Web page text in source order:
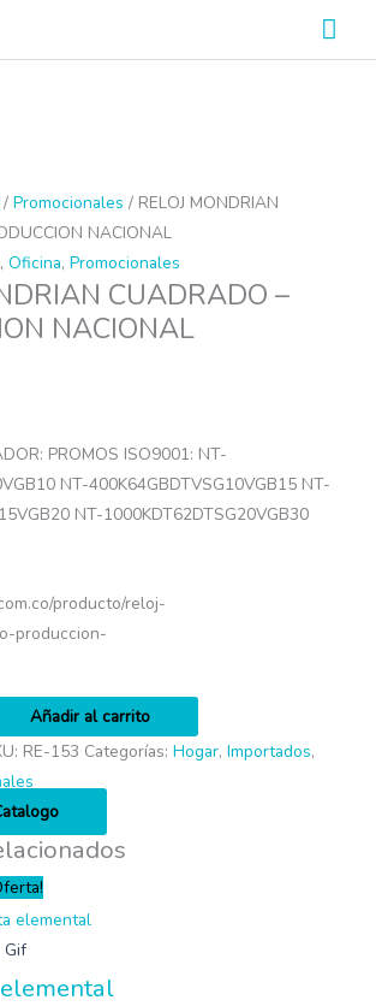
/ Promocionales / RELOJ MONDRIAN
NACIONAL
, Oficina, Promocionales
CUADRADO –
NACIONAL
PROMOS ISO9001: NT-
NT-400K64GBDTVSG10VGB15 NT-
NT-1000KDT62DTSG20VGB30
producto/reloj-
produccion-
Añadir al carrito
RE-153 Categorías: Hogar, Importados,
Gif